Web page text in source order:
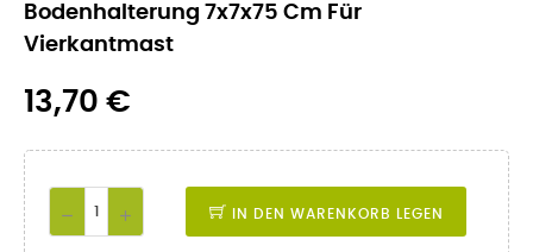
Bodenhalterung 7x7x75 Cm Für
Vierkantmast
13,70 €
IN DEN WARENKORB LEGEN